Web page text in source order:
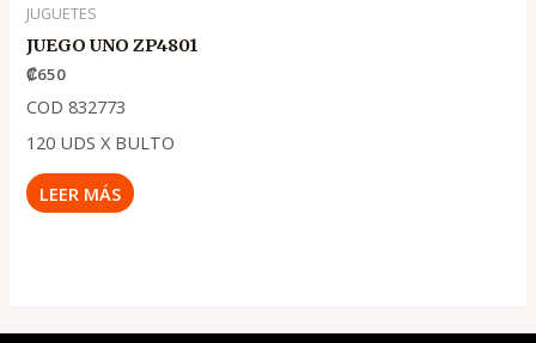
JUGUETES
JUEGO UNO ZP4801
₡650
COD 832773
120 UDS X BULTO
LEER MÁS